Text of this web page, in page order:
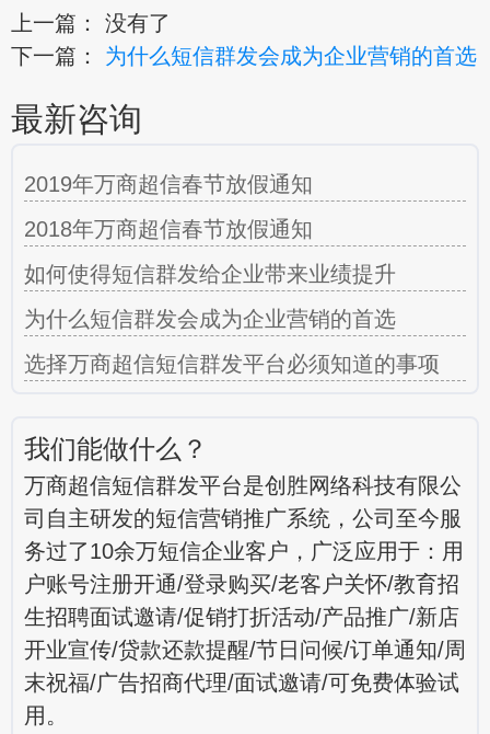
上一篇： 没有了
下一篇： 为什么短信群发会成为企业营销的首选
最新咨询
2019年万商超信春节放假通知
2018年万商超信春节放假通知
如何使得短信群发给企业带来业绩提升
为什么短信群发会成为企业营销的首选
选择万商超信短信群发平台必须知道的事项
我们能做什么？
万商超信短信群发平台是创胜网络科技有限公
司自主研发的短信营销推广系统，公司至今服
务过了10余万短信企业客户，广泛应用于：用
户账号注册开通/登录购买/老客户关怀/教育招
生招聘面试邀请/促销打折活动/产品推广/新店
开业宣传/贷款还款提醒/节日问候/订单通知/周
末祝福/广告招商代理/面试邀请/可免费体验试
用。